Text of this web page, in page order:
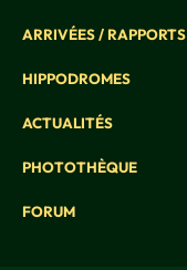
ARRIVÉES / RAPPORTS
HIPPODROMES
ACTUALITÉS
PHOTOTHÈQUE
FORUM